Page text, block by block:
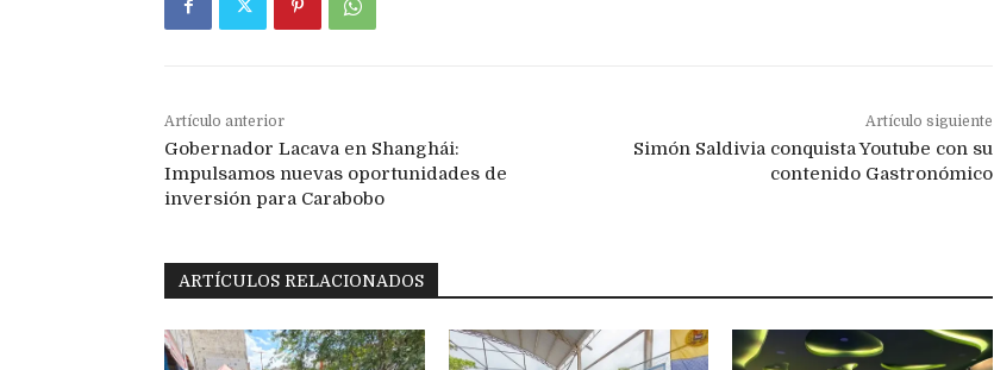
Artículo anterior
Gobernador Lacava en Shanghái:
Impulsamos nuevas oportunidades de
inversión para Carabobo
Artículo siguiente
Simón Saldivia conquista Youtube con su
contenido Gastronómico
ARTÍCULOS RELACIONADOS